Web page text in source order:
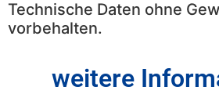
Technische Daten ohne
vorbehalten.
weitere